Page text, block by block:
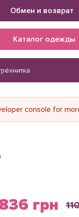
Обмен и возврат
Каталог одежды
console for
грн